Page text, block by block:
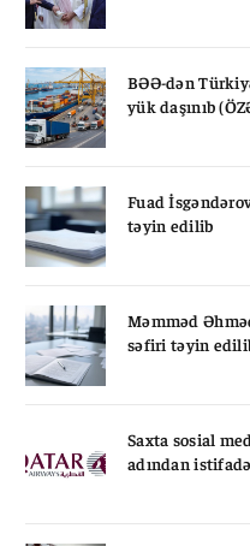
BƏƏ-dən
yük daşınıb
Fuad
təyin edilib
Məmməd
səfiri təyin
Saxta sosial
adından